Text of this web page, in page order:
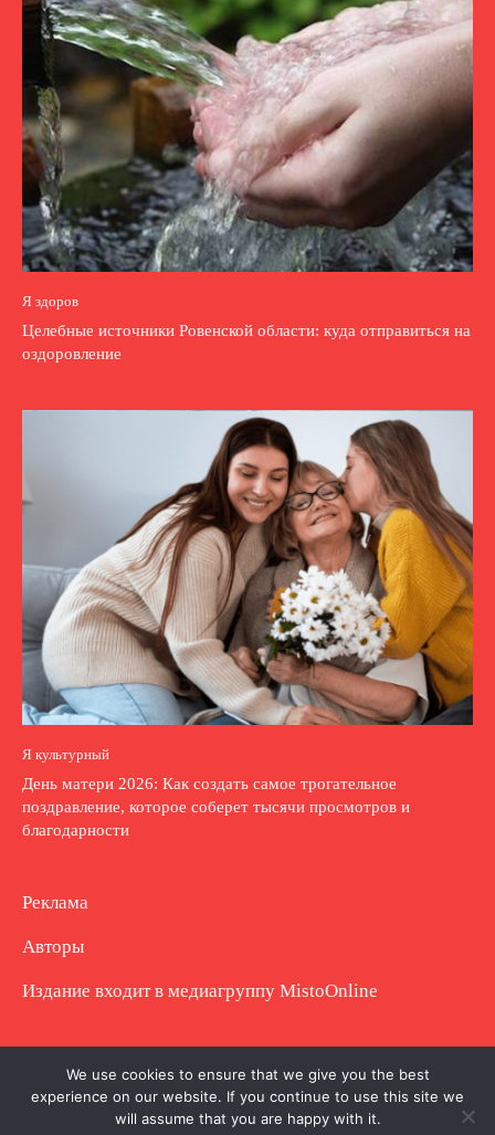
Я здоров
Целебные источники Ровенской области: куда отправиться на
оздоровление
Я культурный
День матери 2026: Как создать самое трогательное
поздравление, которое соберет тысячи просмотров и
благодарности
Реклама
Авторы
Издание входит в медиагруппу MistoOnline
Copyright © Полное использование материала
запрещено. Частично разрешено с гиперссылкой.
We use cookies to ensure that we give you the best
experience on our website. If you continue to use this site we
will assume that you are happy with it.